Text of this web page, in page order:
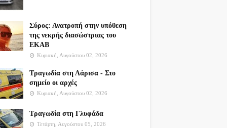
Σύρος: Ανατροπή στην υπόθεση
της νεκρής διασώστριας του
ΕΚΑΒ
Κυριακή, Αυγούστου 02, 2026
Τραγωδία στη Λάρισα - Στο
σημείο οι αρχές
Κυριακή, Αυγούστου 02, 2026
Τραγωδία στη Γλυφάδα
Τετάρτη, Αυγούστου 05, 2026